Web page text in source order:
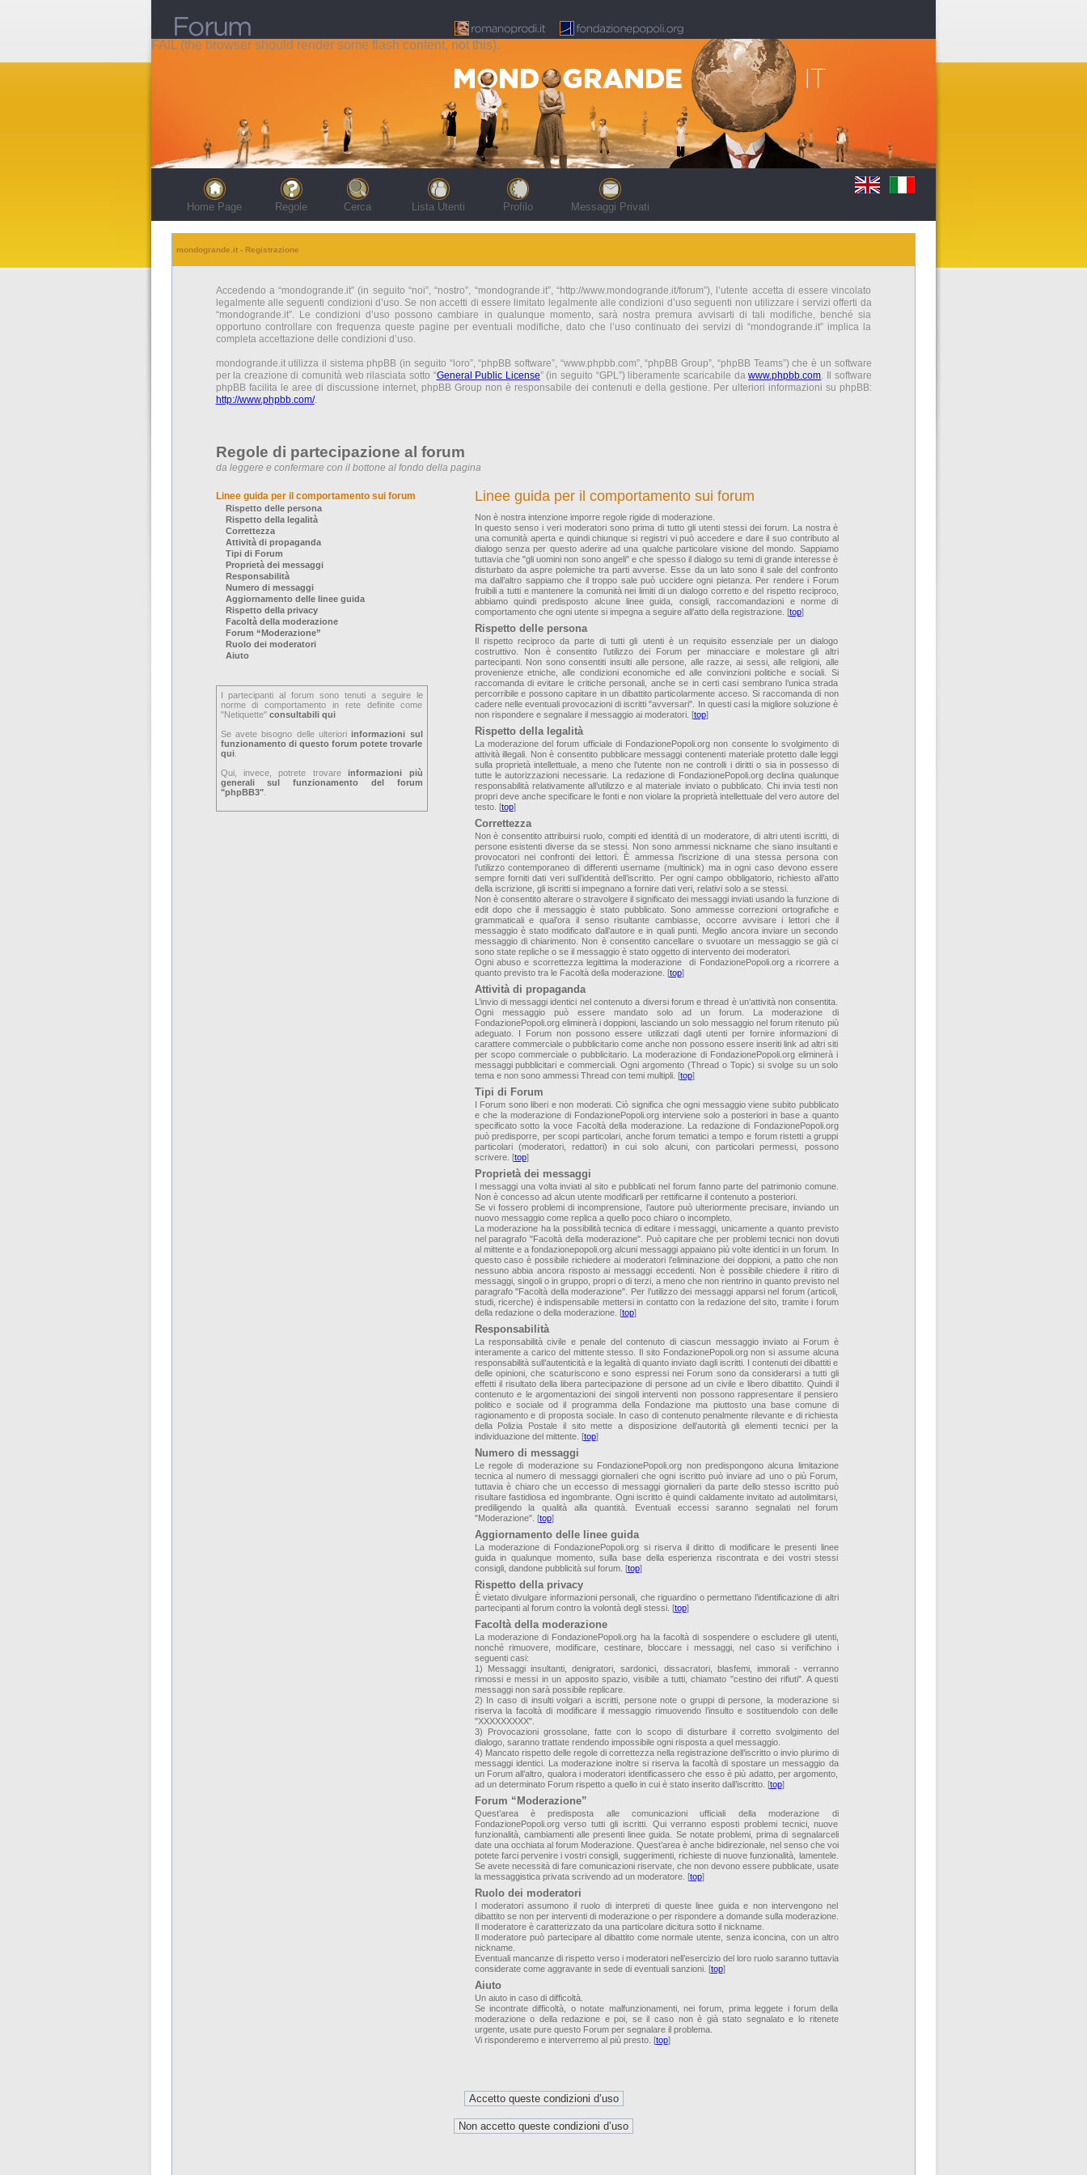
FAIL (the browser should render some flash content, not this).
Home Page Regole Cerca Lista Utenti Profilo Messaggi Privati
mondogrande.it - Registrazione
Accedendo a “mondogrande.it” (in seguito “noi”, “nostro”, “mondogrande.it”, “http://www.mondogrande.it/forum”), l’utente accetta di essere vincolato
legalmente alle seguenti condizioni d’uso. Se non accetti di essere limitato legalmente alle condizioni d’uso seguenti non utilizzare i servizi offerti da
“mondogrande.it”. Le condizioni d’uso possono cambiare in qualunque momento, sarà nostra premura avvisarti di tali modifiche, benché sia
opportuno controllare con frequenza queste pagine per eventuali modifiche, dato che l’uso continuato dei servizi di “mondogrande.it” implica la
completa accettazione delle condizioni d’uso.
mondogrande.it utilizza il sistema phpBB (in seguito “loro”, “phpBB software”, “www.phpbb.com”, “phpBB Group”, “phpBB Teams”) che è un software
per la creazione di comunità web rilasciata sotto “General Public License” (in seguito “GPL”) liberamente scaricabile dawww.phpbb.com. Il software
phpBB facilita le aree di discussione internet, phpBB Group non è responsabile dei contenuti e della gestione. Per ulteriori informazioni su phpBB:
http://www.phpbb.com/.
Regole di partecipazione al forum
da leggere e confermare con il bottone al fondo della pagina
Linee guida per il comportamento sui forum
Rispetto delle persona
Rispetto della legalità
Correttezza
Attività di propaganda
Tipi di Forum
Proprietà dei messaggi
Responsabilità
Numero di messaggi
Aggiornamento delle linee guida
Rispetto della privacy
Facoltà della moderazione
Forum “Moderazione”
Ruolo dei moderatori
Aiuto
I partecipanti al forum sono tenuti a seguire le
norme di comportamento in rete definite come
"Netiquette" consultabili qui
Se avete bisogno delle ulterioriinformazioni sul
funzionamento di questo forum potete trovarle
qui.
Qui, invece, potrete trovareinformazioni più
generali sul funzionamento del forum
"phpBB3".
Linee guida per il comportamento sui forum
Non è nostra intenzione imporre regole rigide di moderazione.
In questo senso i veri moderatori sono prima di tutto gli utenti stessi dei forum. La nostra è
una comunità aperta e quindi chiunque si registri vi può accedere e dare il suo contributo al
dialogo senza per questo aderire ad una qualche particolare visione del mondo. Sappiamo
tuttavia che "gli uomini non sono angeli" e che spesso il dialogo su temi di grande interesse è
disturbato da aspre polemiche tra parti avverse. Esse da un lato sono il sale del confronto
ma dall’altro sappiamo che il troppo sale può uccidere ogni pietanza. Per rendere i Forum
fruibili a tutti e mantenere la comunità nei limiti di un dialogo corretto e del rispetto reciproco,
abbiamo quindi predisposto alcune linee guida, consigli, raccomandazioni e norme di
comportamento che ogni utente si impegna a seguire all’atto della registrazione. [top]
Rispetto delle persona
Il rispetto reciproco da parte di tutti gli utenti è un requisito essenziale per un dialogo
costruttivo. Non è consentito l’utilizzo dei Forum per minacciare e molestare gli altri
partecipanti. Non sono consentiti insulti alle persone, alle razze, ai sessi, alle religioni, alle
provenienze etniche, alle condizioni economiche ed alle convinzioni politiche e sociali. Si
raccomanda di evitare le critiche personali, anche se in certi casi sembrano l’unica strada
percorribile e possono capitare in un dibattito particolarmente acceso. Si raccomanda di non
cadere nelle eventuali provocazioni di iscritti "avversari". In questi casi la migliore soluzione è
non rispondere e segnalare il messaggio ai moderatori. [top]
Rispetto della legalità
La moderazione del forum ufficiale di FondazionePopoli.org non consente lo svolgimento di
attività illegali. Non è consentito pubblicare messaggi contenenti materiale protetto dalle leggi
sulla proprietà intellettuale, a meno che l’utente non ne controlli i diritti o sia in possesso di
tutte le autorizzazioni necessarie. La redazione di FondazionePopoli.org declina qualunque
responsabilità relativamente all’utilizzo e al materiale inviato o pubblicato. Chi invia testi non
propri deve anche specificare le fonti e non violare la proprietà intellettuale del vero autore del
testo. [top]
Correttezza
Non è consentito attribuirsi ruolo, compiti ed identità di un moderatore, di altri utenti iscritti, di
persone esistenti diverse da se stessi. Non sono ammessi nickname che siano insultanti e
provocatori nei confronti dei lettori. È ammessa l’iscrizione di una stessa persona con
l’utilizzo contemporaneo di differenti username (multinick) ma in ogni caso devono essere
sempre forniti dati veri sull’identità dell’iscritto. Per ogni campo obbligatorio, richiesto all’atto
della iscrizione, gli iscritti si impegnano a fornire dati veri, relativi solo a se stessi.
Non è consentito alterare o stravolgere il significato dei messaggi inviati usando la funzione di
edit dopo che il messaggio è stato pubblicato. Sono ammesse correzioni ortografiche e
grammaticali e qual’ora il senso risultante cambiasse, occorre avvisare i lettori che il
messaggio è stato modificato dall’autore e in quali punti. Meglio ancora inviare un secondo
messaggio di chiarimento. Non è consentito cancellare o svuotare un messaggio se già ci
sono state repliche o se il messaggio è stato oggetto di intervento dei moderatori.
Ogni abuso e scorrettezza legittima la moderazione di FondazionePopoli.org a ricorrere a
quanto previsto tra le Facoltà della moderazione. [top]
Attività di propaganda
L’invio di messaggi identici nel contenuto a diversi forum e thread è un’attività non consentita.
Ogni messaggio può essere mandato solo ad un forum. La moderazione di
FondazionePopoli.org eliminerà i doppioni, lasciando un solo messaggio nel forum ritenuto più
adeguato. I Forum non possono essere utilizzati dagli utenti per fornire informazioni di
carattere commerciale o pubblicitario come anche non possono essere inseriti link ad altri siti
per scopo commerciale o pubblicitario. La moderazione di FondazionePopoli.org eliminerà i
messaggi pubblicitari e commerciali. Ogni argomento (Thread o Topic) si svolge su un solo
tema e non sono ammessi Thread con temi multipli. [top]
Tipi di Forum
I Forum sono liberi e non moderati. Ciò significa che ogni messaggio viene subito pubblicato
e che la moderazione di FondazionePopoli.org interviene solo a posteriori in base a quanto
specificato sotto la voce Facoltà della moderazione. La redazione di FondazionePopoli.org
può predisporre, per scopi particolari, anche forum tematici a tempo e forum ristetti a gruppi
particolari (moderatori, redattori) in cui solo alcuni, con particolari permessi, possono
scrivere. [top]
Proprietà dei messaggi
I messaggi una volta inviati al sito e pubblicati nel forum fanno parte del patrimonio comune.
Non è concesso ad alcun utente modificarli per rettificarne il contenuto a posteriori.
Se vi fossero problemi di incomprensione, l’autore può ulteriormente precisare, inviando un
nuovo messaggio come replica a quello poco chiaro o incompleto.
La moderazione ha la possibilità tecnica di editare i messaggi, unicamente a quanto previsto
nel paragrafo "Facoltà della moderazione". Può capitare che per problemi tecnici non dovuti
al mittente e a fondazionepopoli.org alcuni messaggi appaiano più volte identici in un forum. In
questo caso è possibile richiedere ai moderatori l’eliminazione dei doppioni, a patto che non
nessuno abbia ancora risposto ai messaggi eccedenti. Non è possibile chiedere il ritiro di
messaggi, singoli o in gruppo, propri o di terzi, a meno che non rientrino in quanto previsto nel
paragrafo "Facoltà della moderazione". Per l’utilizzo dei messaggi apparsi nel forum (articoli,
studi, ricerche) è indispensabile mettersi in contatto con la redazione del sito, tramite i forum
della redazione o della moderazione. [top]
Responsabilità
La responsabilità civile e penale del contenuto di ciascun messaggio inviato ai Forum è
interamente a carico del mittente stesso. Il sito FondazionePopoli.org non si assume alcuna
responsabilità sull’autenticità e la legalità di quanto inviato dagli iscritti. I contenuti dei dibattiti e
delle opinioni, che scaturiscono e sono espressi nei Forum sono da considerarsi a tutti gli
effetti il risultato della libera partecipazione di persone ad un civile e libero dibattito. Quindi il
contenuto e le argomentazioni dei singoli interventi non possono rappresentare il pensiero
politico e sociale od il programma della Fondazione ma piuttosto una base comune di
ragionamento e di proposta sociale. In caso di contenuto penalmente rilevante e di richiesta
della Polizia Postale il sito mette a disposizione dell’autorità gli elementi tecnici per la
individuazione del mittente. [top]
Numero di messaggi
Le regole di moderazione su FondazionePopoli.org non predispongono alcuna limitazione
tecnica al numero di messaggi giornalieri che ogni iscritto può inviare ad uno o più Forum,
tuttavia è chiaro che un eccesso di messaggi giornalieri da parte dello stesso iscritto può
risultare fastidiosa ed ingombrante. Ogni iscritto è quindi caldamente invitato ad autolimitarsi,
prediligendo la qualità alla quantità. Eventuali eccessi saranno segnalati nel forum
"Moderazione". [top]
Aggiornamento delle linee guida
La moderazione di FondazionePopoli.org si riserva il diritto di modificare le presenti linee
guida in qualunque momento, sulla base della esperienza riscontrata e dei vostri stessi
consigli, dandone pubblicità sul forum. [top]
Rispetto della privacy
È vietato divulgare informazioni personali, che riguardino o permettano l’identificazione di altri
partecipanti al forum contro la volontà degli stessi. [top]
Facoltà della moderazione
La moderazione di FondazionePopoli.org ha la facoltà di sospendere o escludere gli utenti,
nonché rimuovere, modificare, cestinare, bloccare i messaggi, nel caso si verifichino i
seguenti casi:
1) Messaggi insultanti, denigratori, sardonici, dissacratori, blasfemi, immorali - verranno
rimossi e messi in un apposito spazio, visibile a tutti, chiamato "cestino dei rifiuti". A questi
messaggi non sarà possibile replicare.
2) In caso di insulti volgari a iscritti, persone note o gruppi di persone, la moderazione si
riserva la facoltà di modificare il messaggio rimuovendo l’insulto e sostituendolo con delle
"XXXXXXXXX".
3) Provocazioni grossolane, fatte con lo scopo di disturbare il corretto svolgimento del
dialogo, saranno trattate rendendo impossibile ogni risposta a quel messaggio.
4) Mancato rispetto delle regole di correttezza nella registrazione dell’iscritto o invio plurimo di
messaggi identici. La moderazione inoltre si riserva la facoltà di spostare un messaggio da
un Forum all’altro, qualora i moderatori identificassero che esso è più adatto, per argomento,
ad un determinato Forum rispetto a quello in cui è stato inserito dall’iscritto. [top]
Forum “Moderazione”
Quest’area è predisposta alle comunicazioni ufficiali della moderazione di
FondazionePopoli.org verso tutti gli iscritti. Qui verranno esposti problemi tecnici, nuove
funzionalità, cambiamenti alle presenti linee guida. Se notate problemi, prima di segnalarceli
date una occhiata al forum Moderazione. Quest’area è anche bidirezionale, nel senso che voi
potete farci pervenire i vostri consigli, suggerimenti, richieste di nuove funzionalità, lamentele.
Se avete necessità di fare comunicazioni riservate, che non devono essere pubblicate, usate
la messaggistica privata scrivendo ad un moderatore. [top]
Ruolo dei moderatori
I moderatori assumono il ruolo di interpreti di queste linee guida e non intervengono nel
dibattito se non per interventi di moderazione o per rispondere a domande sulla moderazione.
Il moderatore è caratterizzato da una particolare dicitura sotto il nickname.
Il moderatore può partecipare al dibattito come normale utente, senza iconcina, con un altro
nickname.
Eventuali mancanze di rispetto verso i moderatori nell’esercizio del loro ruolo saranno tuttavia
considerate come aggravante in sede di eventuali sanzioni. [top]
Aiuto
Un aiuto in caso di difficoltà.
Se incontrate difficoltà, o notate malfunzionamenti, nei forum, prima leggete i forum della
moderazione o della redazione e poi, se il caso non è già stato segnalato e lo ritenete
urgente, usate pure questo Forum per segnalare il problema.
Vi risponderemo e interverremo al più presto. [top]